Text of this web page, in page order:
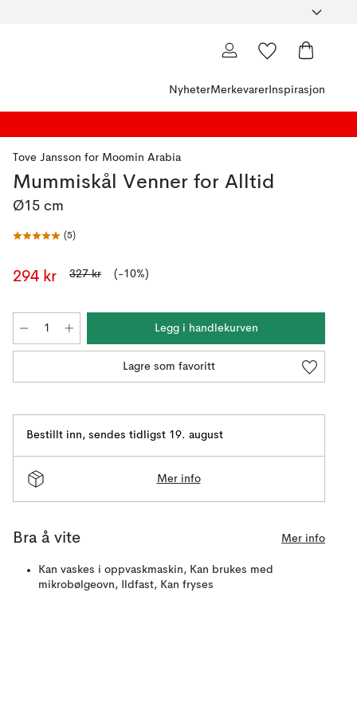
NyheterMerkevarer Inspirasjon
Tove Jansson for Moomin Arabia
Mummiskål Venner for Alltid
Ø15 cm
(5)
294 kr 327 kr (-10%)
Legg i handlekurven
Lagre som favoritt
Bestillt inn, sendes tidligst 19. august
Mer info
Bra å vite Mer info
Kan vaskes i oppvaskmaskin, Kan brukes med
mikrobølgeovn, Ildfast, Kan fryses